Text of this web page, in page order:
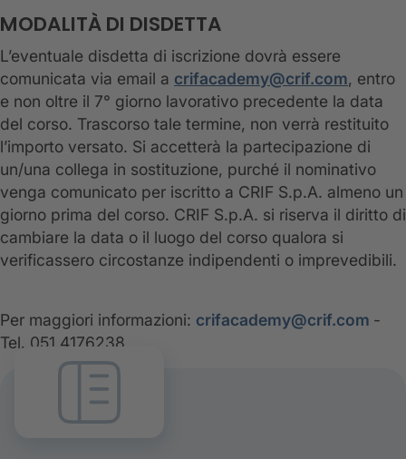
MODALITÀ DI DISDETTA
L’eventuale disdetta di iscrizione dovrà essere
comunicata via email a crifacademy@crif.com, entro
e non oltre il 7° giorno lavorativo precedente la data
del corso. Trascorso tale termine, non verrà restituito
l’importo versato. Si accetterà la partecipazione di
un/una collega in sostituzione, purché il nominativo
venga comunicato per iscritto a CRIF S.p.A. almeno un
giorno prima del corso. CRIF S.p.A. si riserva il diritto di
cambiare la data o il luogo del corso qualora si
verificassero circostanze indipendenti o imprevedibili.
Per maggiori informazioni: crifacademy@crif.com -
Tel. 051.4176238